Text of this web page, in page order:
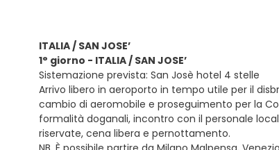
ITALIA / SAN JOSE’
1° giorno - ITALIA / SAN JOSE’
Sistemazione prevista: San Josè hotel 4 stelle
Arrivo libero in aeroporto in tempo utile per il
cambio di aeromobile e proseguimento per la
formalità doganali, incontro con il personale
riservate, cena libera e pernottamento.